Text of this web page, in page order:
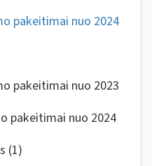
pakeitimai nuo 2024
pakeitimai nuo 2023
pakeitimai nuo 2024
(1)